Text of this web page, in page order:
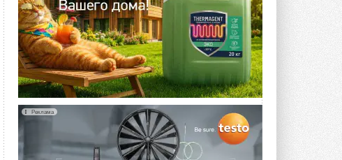
Китайская Shenling представила
линейку тепловых насосов
«воздух-вода» на R290
Серия ThermaX R290 All-In-One
включает три модели ...
4 АВГУСТА 2026
Тепловые насосы в связке с
солнечной генерацией и
накопителем снижают
потребление на 60%
Исследователи из Италии установили ...
4 АВГУСТА 2026
Реклама